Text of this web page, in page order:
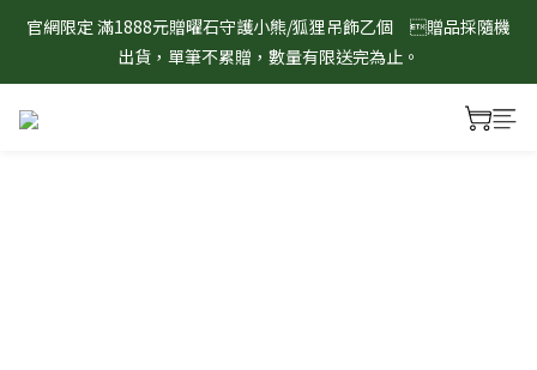
8/1-8/31 淨心護運 全館8折起 記得將商品加入購物車查看最終折
扣金額！
官網限定 滿1888元贈曜石守護小熊/狐狸吊飾乙個　贈品採隨機
出貨，單筆不累贈，數量有限送完為止。
8/1-8/31 淨心護運 全館8折起 記得將商品加入購物車查看最終折